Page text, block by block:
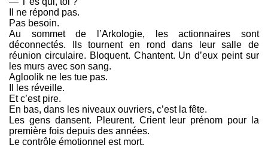
Il ne répond pas.
Pas besoin.
Au sommet de l’Arkologie, les actionnaires sont
déconnectés. Ils tournent en rond dans leur salle de
réunion circulaire. Bloquent. Chantent. Un d’eux peint sur
les murs avec son sang.
Agloolik ne les tue pas.
Il les réveille.
Et c’est pire.
En bas, dans les niveaux ouvriers, c’est la fête.
Les gens dansent. Pleurent. Crient leur prénom pour la
première fois depuis des années.
Le contrôle émotionnel est mort.